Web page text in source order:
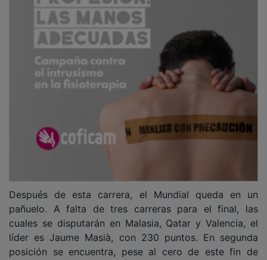
pañuelo. A falta de tres carreras para el final, las
cuales se disputarán en Malasia, Qatar y Valencia, el
líder es Jaume Masià, con 230 puntos. En segunda
posición se encuentra, pese al cero de este fin de
semana, el japonés Sasaki, con 213, y en tercera